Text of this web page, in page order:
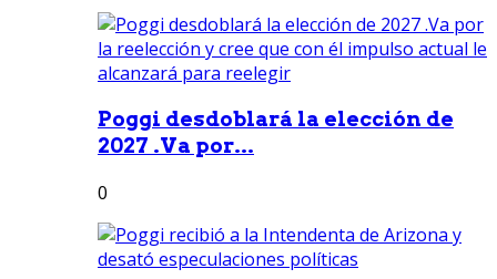
Poggi desdoblará la elección de
2027 .Va por...
0